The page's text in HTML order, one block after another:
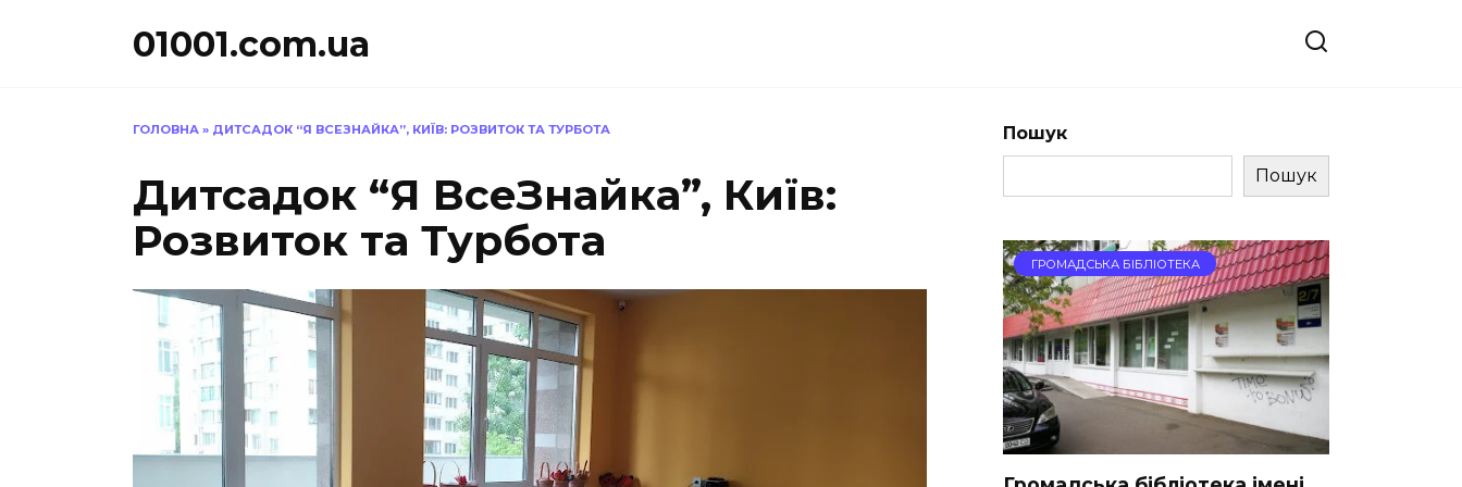
01001.com.ua
ГОЛОВНА » ДИТСАДОК “Я ВСЕЗНАЙКА”, КИЇВ: РОЗВИТОК ТА ТУРБОТА
Дитсадок “Я ВсеЗнайка”, Київ:
Розвиток та Турбота
Пошук
Пошук
ГРОМАДСЬКА БІБЛІОТЕКА